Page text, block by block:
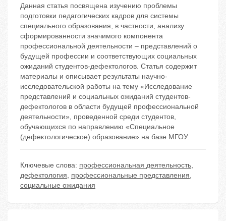
Данная статья посвящена изучению проблемы
подготовки педагогических кадров для системы
специального образования, в частности, анализу
сформированности значимого компонента
профессиональной деятельности – представлений о
будущей профессии и соответствующих социальных
ожиданий студентов-дефектологов. Статья содержит
материалы и описывает результаты научно-
исследовательской работы на тему «Исследование
представлений и социальных ожиданий студентов-
дефектологов в области будущей профессиональной
деятельности», проведенной среди студентов,
обучающихся по направлению «Специальное
(дефектологическое) образование» на базе МГОУ.
Ключевые слова: профессиональная деятельность,
дефектология, профессиональные представления,
социальные ожидания